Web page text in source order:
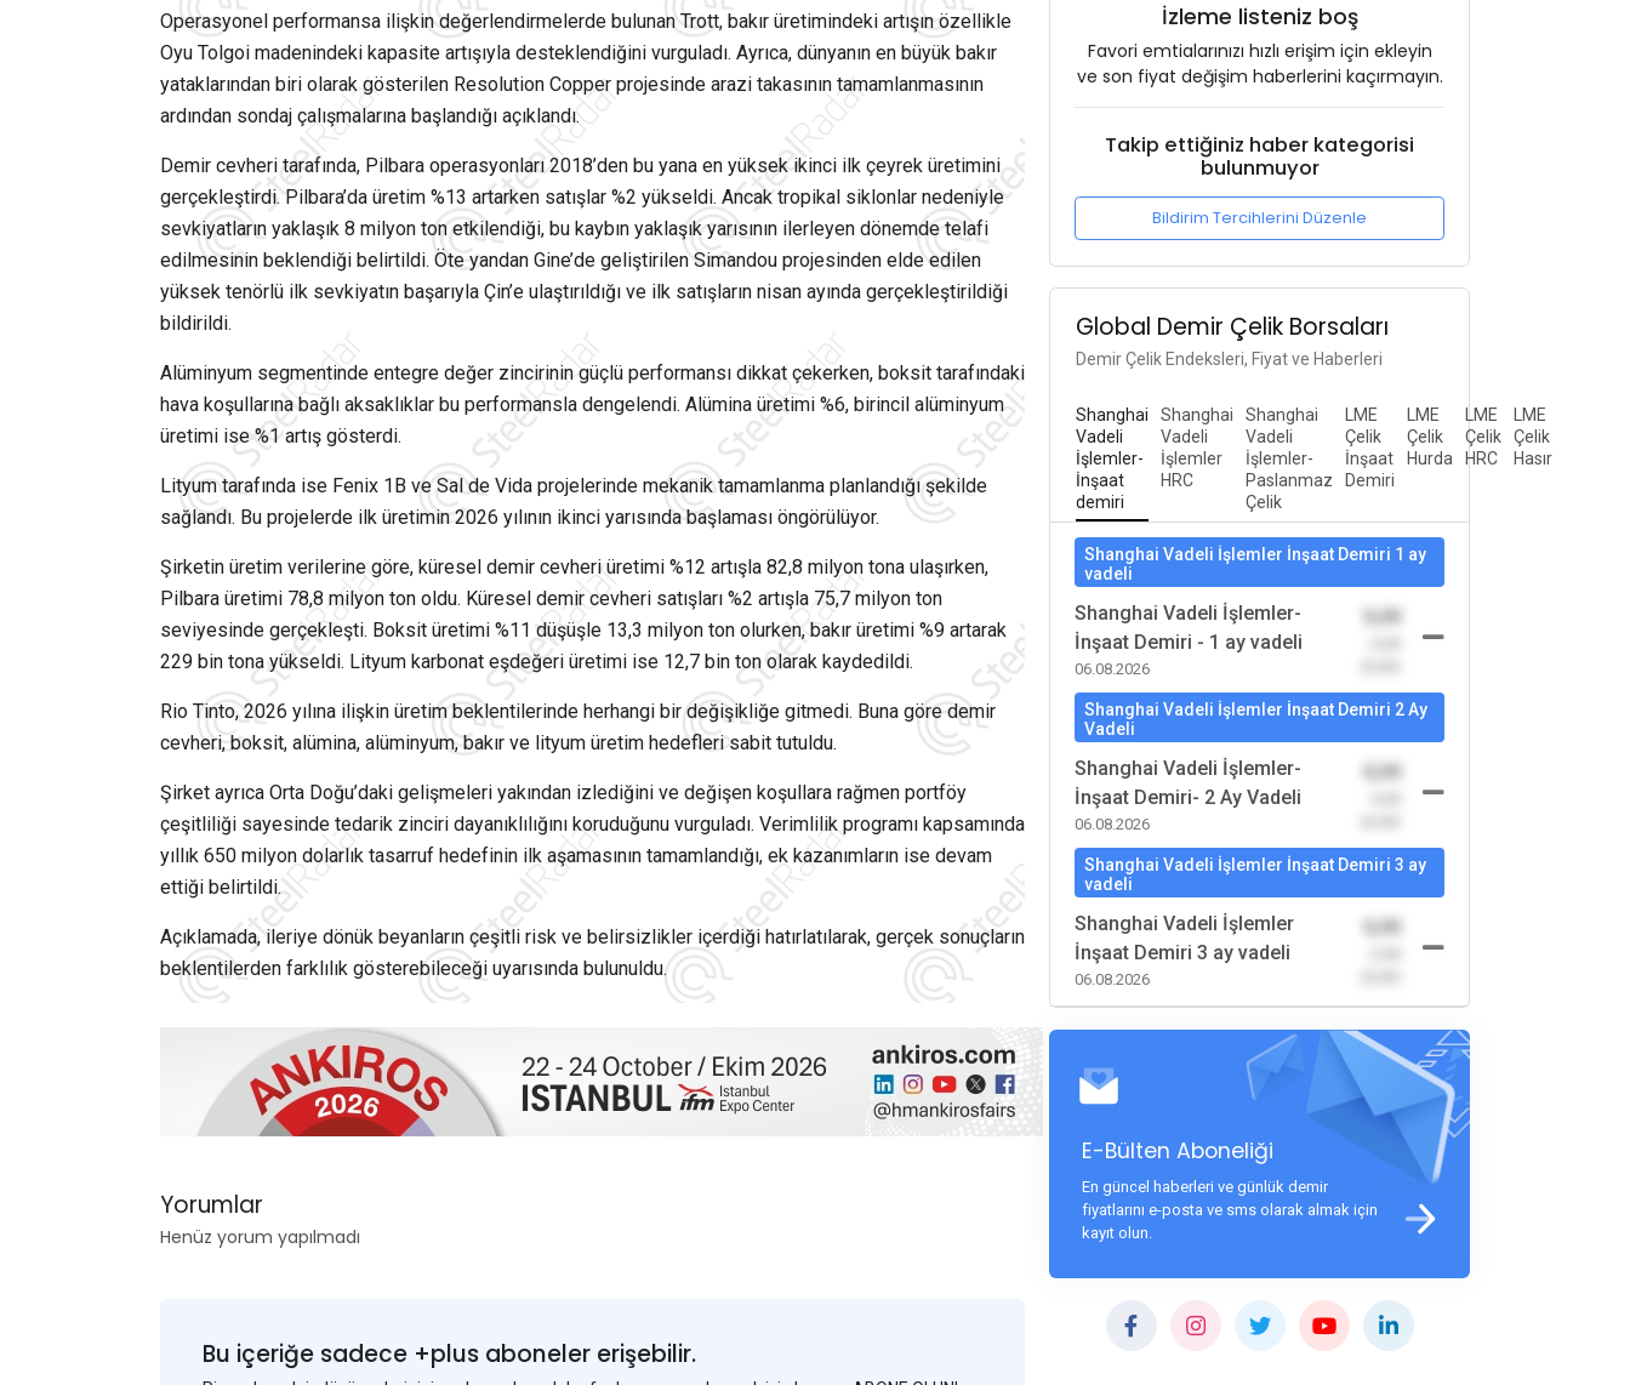
Operasyonel performansa ilişkin değerlendirmelerde bulunan Trott, bakır üretimindeki artışın özellikle
Oyu Tolgoi madenindeki kapasite artışıyla desteklendiğini vurguladı. Ayrıca, dünyanın en büyük bakır
yataklarından biri olarak gösterilen Resolution Copper projesinde arazi takasının tamamlanmasının
ardından sondaj çalışmalarına başlandığı açıklandı.
Demir cevheri tarafında, Pilbara operasyonları 2018’den bu yana en yüksek ikinci ilk çeyrek üretimini
gerçekleştirdi. Pilbara’da üretim %13 artarken satışlar %2 yükseldi. Ancak tropikal siklonlar nedeniyle
sevkiyatların yaklaşık 8 milyon ton etkilendiği, bu kaybın yaklaşık yarısının ilerleyen dönemde telafi
edilmesinin beklendiği belirtildi. Öte yandan Gine’de geliştirilen Simandou projesinden elde edilen
yüksek tenörlü ilk sevkiyatın başarıyla Çin’e ulaştırıldığı ve ilk satışların nisan ayında gerçekleştirildiği
bildirildi.
Alüminyum segmentinde entegre değer zincirinin güçlü performansı dikkat çekerken, boksit tarafındaki
hava koşullarına bağlı aksaklıklar bu performansla dengelendi. Alümina üretimi %6, birincil alüminyum
üretimi ise %1 artış gösterdi.
Lityum tarafında ise Fenix 1B ve Sal de Vida projelerinde mekanik tamamlanma planlandığı şekilde
sağlandı. Bu projelerde ilk üretimin 2026 yılının ikinci yarısında başlaması öngörülüyor.
Şirketin üretim verilerine göre, küresel demir cevheri üretimi %12 artışla 82,8 milyon tona ulaşırken,
Pilbara üretimi 78,8 milyon ton oldu. Küresel demir cevheri satışları %2 artışla 75,7 milyon ton
seviyesinde gerçekleşti. Boksit üretimi %11 düşüşle 13,3 milyon ton olurken, bakır üretimi %9 artarak
229 bin tona yükseldi. Lityum karbonat eşdeğeri üretimi ise 12,7 bin ton olarak kaydedildi.
Rio Tinto, 2026 yılına ilişkin üretim beklentilerinde herhangi bir değişikliğe gitmedi. Buna göre demir
cevheri, boksit, alümina, alüminyum, bakır ve lityum üretim hedefleri sabit tutuldu.
Şirket ayrıca Orta Doğu’daki gelişmeleri yakından izlediğini ve değişen koşullara rağmen portföy
çeşitliliği sayesinde tedarik zinciri dayanıklılığını koruduğunu vurguladı. Verimlilik programı kapsamında
yıllık 650 milyon dolarlık tasarruf hedefinin ilk aşamasının tamamlandığı, ek kazanımların ise devam
ettiği belirtildi.
Açıklamada, ileriye dönük beyanların çeşitli risk ve belirsizlikler içerdiği hatırlatılarak, gerçek sonuçların
beklentilerden farklılık gösterebileceği uyarısında bulunuldu.
Yorumlar
Henüz yorum yapılmadı
Bu içeriğe sadece +plus aboneler erişebilir.
İzleme listeniz boş
Favori emtialarınızı hızlı erişim için ekleyin
ve son fiyat değişim haberlerini kaçırmayın.
Takip ettiğiniz haber kategorisi
bulunmuyor
Bildirim Tercihlerini Düzenle
Global Demir Çelik Borsaları
Demir Çelik Endeksleri, Fiyat ve Haberleri
Shanghai
Vadeli
İşlemler-
İnşaat
demiri
Shanghai
Vadeli
İşlemler
HRC
Shanghai
Vadeli
İşlemler-
Paslanmaz
Çelik
LME
Çelik
İnşaat
Demiri
LME
Çelik
Hurda
LME
Çelik
HRC
LME
Çelik
Hasır
Shanghai Vadeli İşlemler İnşaat Demiri 1 ay
vadeli
Shanghai Vadeli İşlemler-
İnşaat Demiri - 1 ay vadeli
06.08.2026
0,00
Shanghai Vadeli İşlemler İnşaat Demiri 2 Ay
Vadeli
Shanghai Vadeli İşlemler-
İnşaat Demiri- 2 Ay Vadeli
06.08.2026
0,00
Shanghai Vadeli İşlemler İnşaat Demiri 3 ay
vadeli
Shanghai Vadeli İşlemler
İnşaat Demiri 3 ay vadeli
06.08.2026
0,00
E-Bülten Aboneliği
En güncel haberleri ve günlük demir
fiyatlarını e-posta ve sms olarak almak için
kayıt olun.